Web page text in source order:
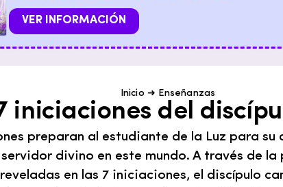
VER INFORMACIÓN
Inicio➜ Enseñanzas
iniciaciones del
preparan al estudiante de la Luz para su
divino en este mundo. A través de
reveladas en las 7 iniciaciones, el discípulo